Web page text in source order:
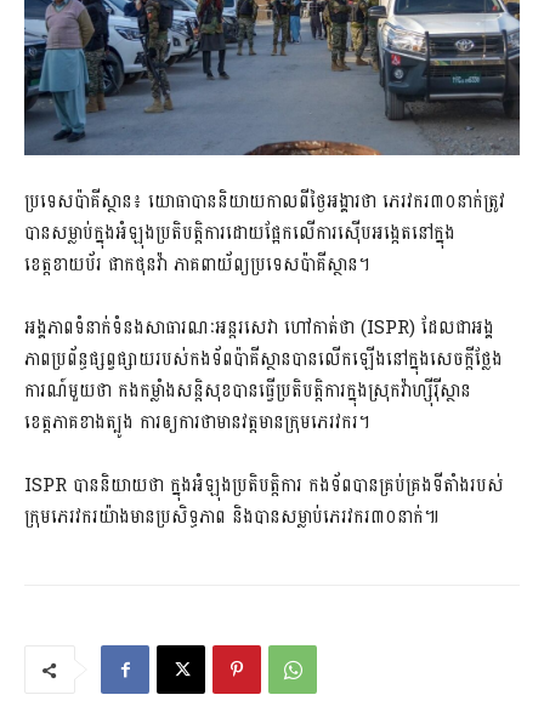
ប្រទេសប៉ាគីស្ថាន៖ យោធាបាននិយាយកាលពីថ្ងៃអង្គារថា ភេរវករ៣០នាក់ត្រូវ
បានសម្លាប់ក្នុងអំឡុងប្រតិបត្តិការដោយផ្អែកលើការស៊ើបអង្កេតនៅក្នុង
ខេត្តខាយប័រ ផាកថុនវ៉ា ភាគពាយ័ព្យប្រទេសប៉ាគីស្ថាន។
អង្គភាពទំនាក់ទំនងសាធារណៈអន្តរសេវា ហៅកាត់ថា (ISPR) ដែលជាអង្គ
ភាពប្រព័ន្ធផ្សព្វផ្សាយរបស់កងទ័ពប៉ាគីស្ថានបានលើកឡើងនៅក្នុងសេចក្តីថ្លែង
ការណ៍មួយថា កងកម្លាំងសន្តិសុខបានធ្វើប្រតិបត្តិការក្នុងស្រុកវ៉ាហ្ស៊ីរ៉ីស្ថាន
ខេត្តភាគខាងត្បូង ការឲ្យការថាមានវត្តមានក្រុមភេរវករ។
ISPR បាននិយាយថា ក្នុងអំឡុងប្រតិបត្តិការ កងទ័ពបានគ្រប់គ្រងទីតាំងរបស់
ក្រុមភេរវករយ៉ាងមានប្រសិទ្ធភាព និងបានសម្លាប់ភេរវករ៣០នាក់៕